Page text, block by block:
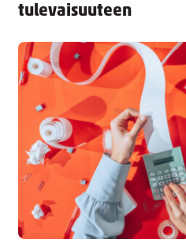
tulevaisuuteen